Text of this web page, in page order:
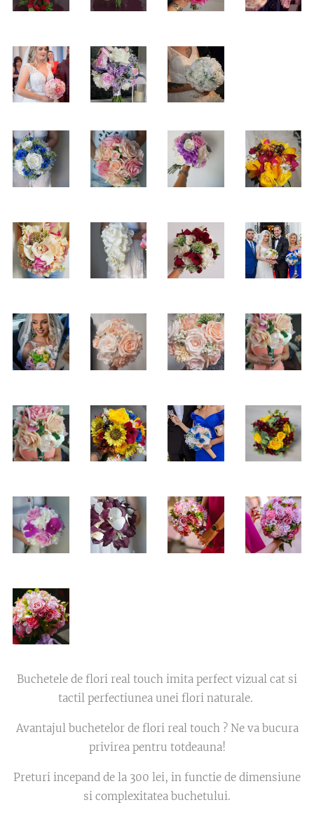
Buchetele de flori real touch imita perfect vizual cat si
tactil perfectiunea unei flori naturale.
Avantajul buchetelor de flori real touch ? Ne va bucura
privirea pentru totdeauna!
Preturi incepand de la 300 lei, in functie de dimensiune
si complexitatea buchetului.